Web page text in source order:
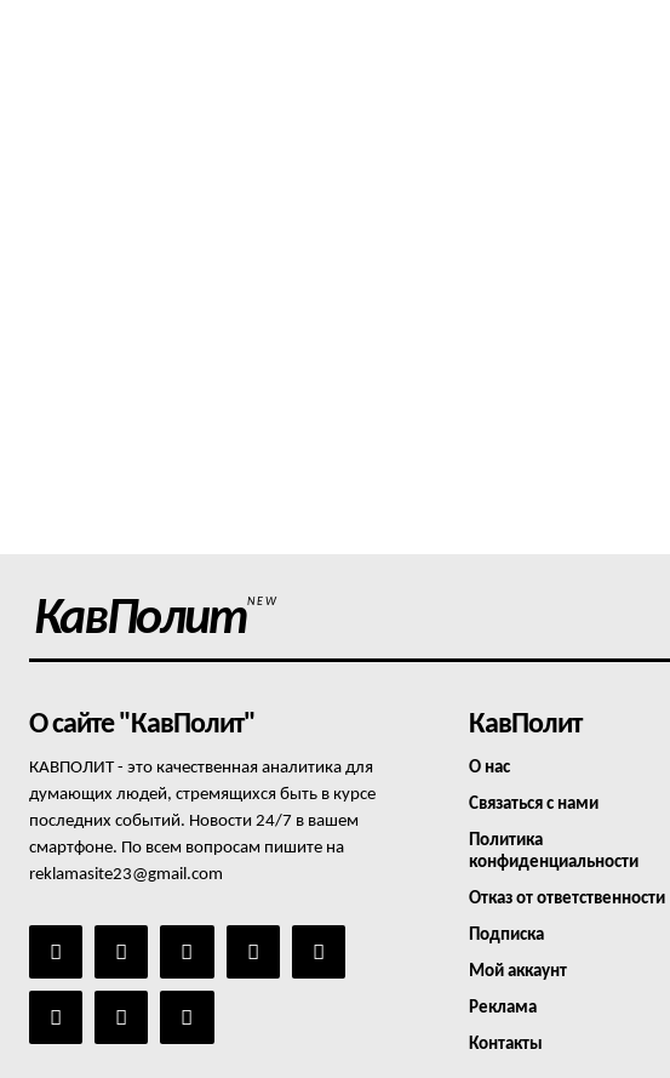
КавПолитNEW
О сайте "КавПолит"
КАВПОЛИТ - это качественная аналитика для
думающих людей, стремящихся быть в курсе
последних событий. Новости 24/7 в вашем
смартфоне. По всем вопросам пишите на
reklamasite23@gmail.com
КавПолит
О нас
Связаться с нами
Политика
конфиденциальности
Отказ от ответственности
Подписка
Мой аккаунт
Реклама
Контакты